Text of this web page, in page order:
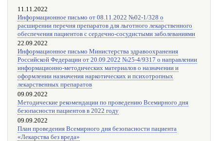
11.11.2022
Информационное письмо от 08.11.2022 №02-1/328 о
расширении перечня препаратов для льготного лекарственного
обеспечения пациентов с сердечно-сосудистыми заболеваниями
22.09.2022
Информационное письмо Министерства здравоохранения
Российской Федерации от 20.09.2022 №25-4/9317 о направлении
информационно-методических материалов о назначении и
оформлении назначения наркотических и психотропных
лекарственных препаратов
09.09.2022
Методические рекомендации по проведению Всемирного дня
безопасности пациентов в 2022 году
09.09.2022
План проведения Всемирного дня безопасности пациента
«Лекарства без вреда»